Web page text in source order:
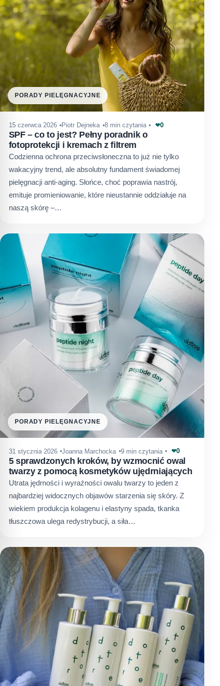
PORADY PIELĘGNACYJNE
15 czerwca 2026 Piotr Dejneka 8 min czytania ❤0
SPF – co to jest? Pełny poradnik o
fotoprotekcji i kremach z filtrem
Codzienna ochrona przeciwsłoneczna to już nie tylko
wakacyjny trend, ale absolutny fundament świadomej
pielęgnacji anti-aging. Słońce, choć poprawia nastrój,
emituje promieniowanie, które nieustannie oddziałuje na
naszą skórę –…
PORADY PIELĘGNACYJNE
31 stycznia 2026 Joanna Marchocka 9 min czytania ❤0
5 sprawdzonych kroków, by wzmocnić owal
twarzy z pomocą kosmetyków ujędrniających
Utrata jędrności i wyraźności owalu twarzy to jeden z
najbardziej widocznych objawów starzenia się skóry. Z
wiekiem produkcja kolagenu i elastyny spada, tkanka
tłuszczowa ulega redystrybucji, a siła…